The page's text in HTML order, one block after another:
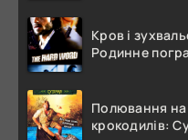
Кров і
Родинне
Полювання на
крокодилів: